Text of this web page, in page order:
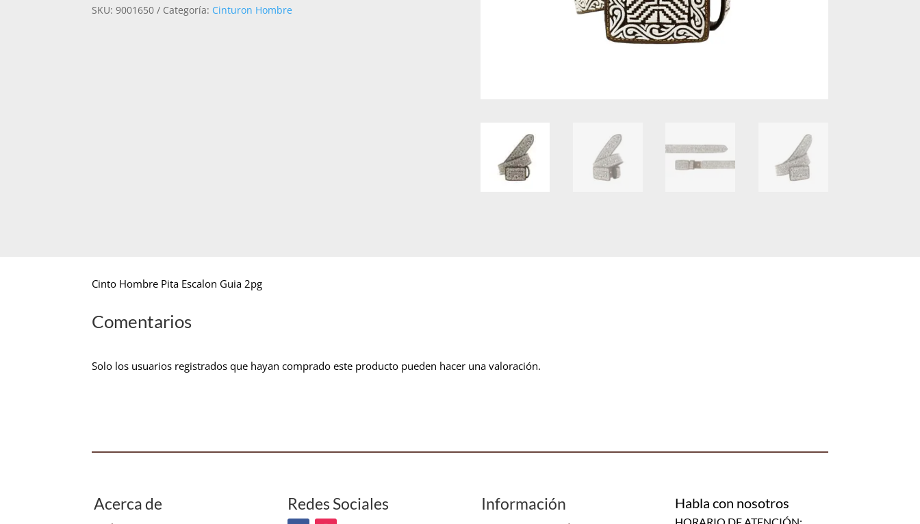
GUIA
SKU:9001650 Categoría: Cinturon Hombre
Cinto Hombre Pita Escalon Guia 2pg
Comentarios
Solo los usuarios registrados que hayan comprado este producto pueden hacer una valoración.
Acerca de Redes Sociales Información Habla con nosotros
HORARIO DE ATENCIÓN: